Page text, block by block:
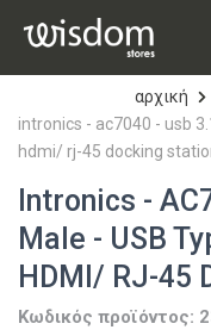
αρχική
intronics - ac7040 - usb
hdmi/ rj-45 docking
Intronics -
Male - USB
HDMI/ RJ-45
Κωδικός προϊόντος: